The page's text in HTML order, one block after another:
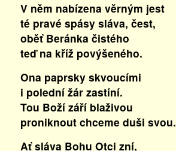
V něm nabízena věrným jest
té pravé spásy sláva, čest,
oběť Beránka čistého
teď na kříž povýšeného.
Ona paprsky skvoucími
i polední žár zastíní.
Tou Boží září blaživou
proniknout chceme duši svou.
Ať sláva Bohu Otci zní,